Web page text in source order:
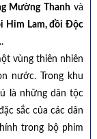
Mường Thanhvà
Him Lam, đồi Độc
vùng thiên nhiên
nước. Trong khu
là những dân tộc
sắc của các dân
trong bộ phim